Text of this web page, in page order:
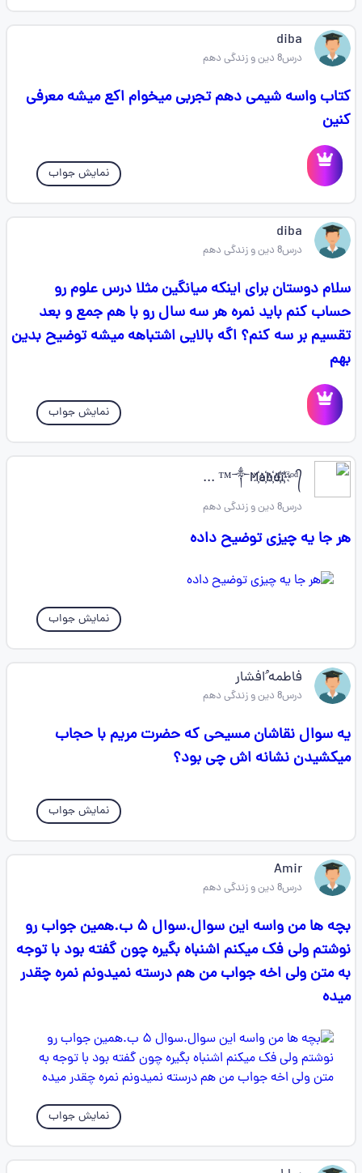
diba
درس8 دین و زندگی دهم
کتاب واسه شیمی دهم تجربی میخوام اکع میشه معرفی
کنین
نمایش جواب
diba
درس8 دین و زندگی دهم
سلام دوستان برای اینکه میانگین مثلا درس علوم رو
حساب کنم باید نمره هر سه سال رو با هم جمع و بعد
تقسیم بر سه کنم؟ اگه بالایی اشتباهه میشه توضیح بدین
بهم
نمایش جواب
༒M҉a҉h҉d҉i҉ᴳᵒᵈ᭄™ ...
درس8 دین و زندگی دهم
هر جا یه چیزی توضیح داده
نمایش جواب
فاطمه ُافشار
درس8 دین و زندگی دهم
یه سوال نقاشان مسیحی که حضرت مریم با حجاب
میکشیدن نشانه اش چی بود؟
نمایش جواب
Amir
درس8 دین و زندگی دهم
بچه ها من واسه این سوال.سوال ۵ ب.همین جواب رو
نوشتم ولی فک میکنم اشنباه بگیره چون گفته بود با توجه
به متن ولی اخه جواب من هم درسته نمیدونم نمره چقدر
میده
نمایش جواب